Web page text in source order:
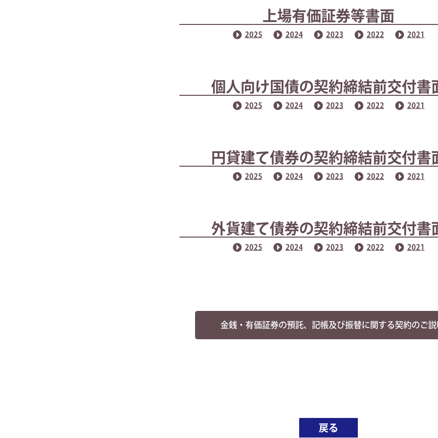
上場有価証券等書面
2025 2024 2023 2022 2021
個人向け国債の契約締結前交付書
2025 2024 2023 2022 2021
円貸建て債券の契約締結前交付書
2025 2024 2023 2022 2021
外貨建て債券の契約締結前交付書
2025 2024 2023 2022 2021
金銭・有価証券の預託、記帳及び振替に関する契約のご説
戻る